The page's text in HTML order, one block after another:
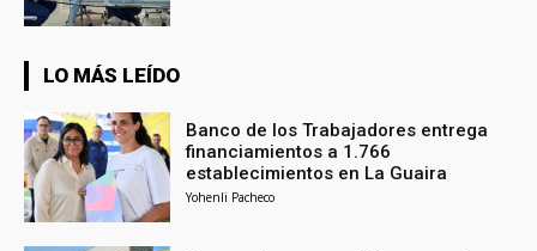
LO MÁS LEÍDO
Banco de los Trabajadores entrega
financiamientos a 1.766
establecimientos en La Guaira
Yohenli Pacheco